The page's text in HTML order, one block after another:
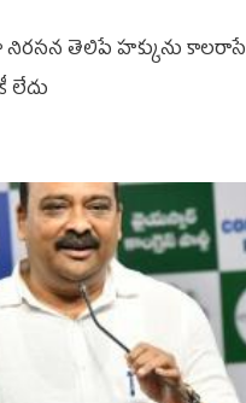
తెలిపే హక్కును కాలరాసే
లేదు